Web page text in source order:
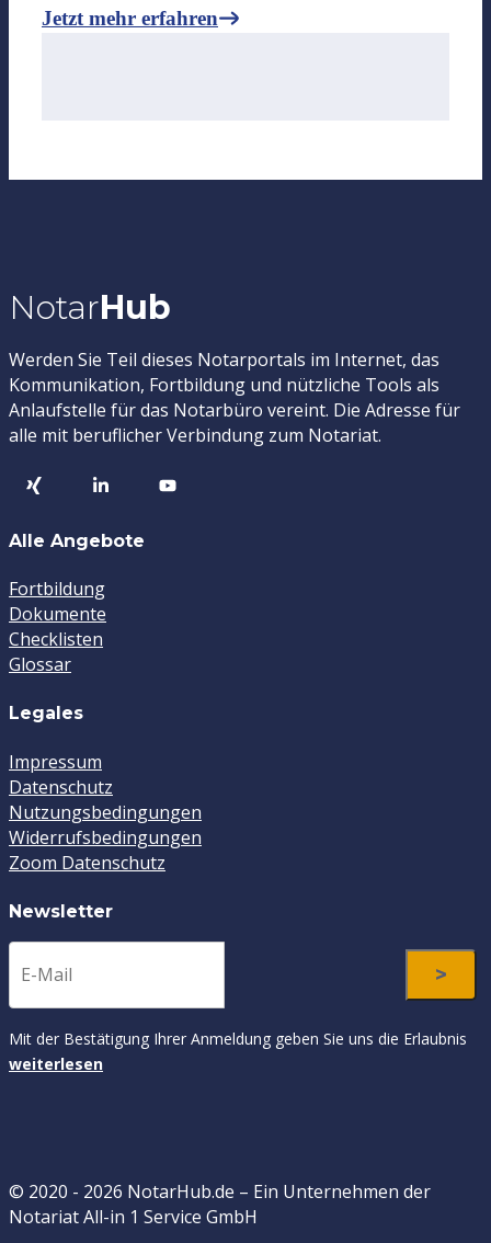
Jetzt mehr erfahren
NotarHub
Werden Sie Teil dieses Notarportals im Internet, das
Kommunikation, Fortbildung und nützliche Tools als
Anlaufstelle für das Notarbüro vereint. Die Adresse für
alle mit beruflicher Verbindung zum Notariat.
Alle Angebote
Fortbildung
Dokumente
Checklisten
Glossar
Legales
Impressum
Datenschutz
Nutzungsbedingungen
Widerrufsbedingungen
Zoom Datenschutz
Newsletter
Mit der Bestätigung Ihrer Anmeldung geben Sie uns die Erlaubnis
weiterlesen
© 2020 - 2026 NotarHub.de – Ein Unternehmen der
Notariat All-in 1 Service GmbH